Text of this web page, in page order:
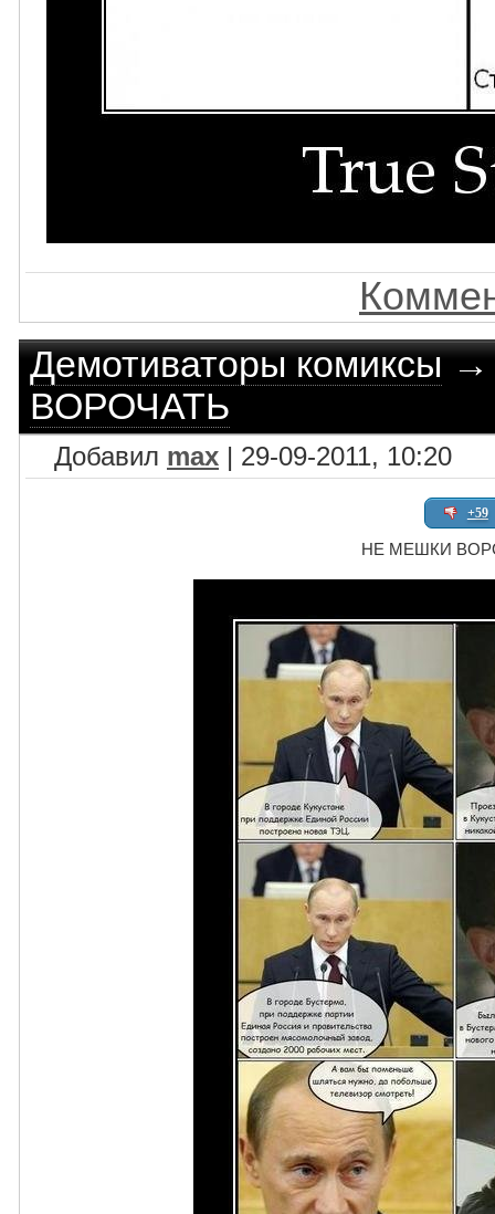
Демотиваторы комиксы
ВОРОЧАТЬ
Добавил max | 29-09-2011, 10:20
+59
НЕ МЕШКИ